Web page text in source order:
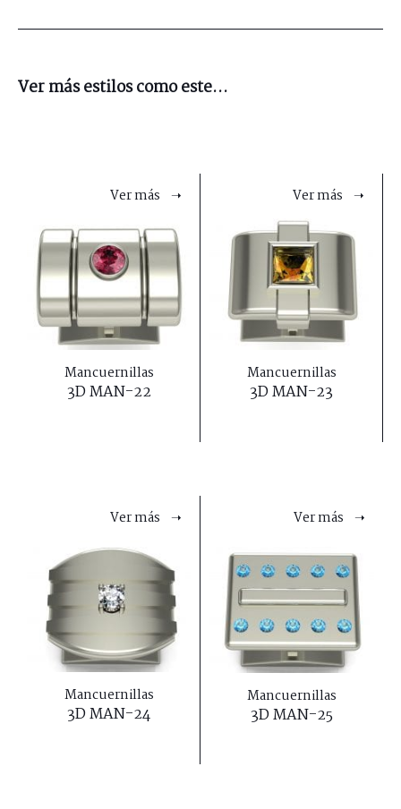
Ver más estilos como este...
Ver más ➝
Mancuernillas
3D MAN-22
Ver más ➝
Mancuernillas
3D MAN-23
Ver más ➝
Mancuernillas
3D MAN-24
Ver más ➝
Mancuernillas
3D MAN-25